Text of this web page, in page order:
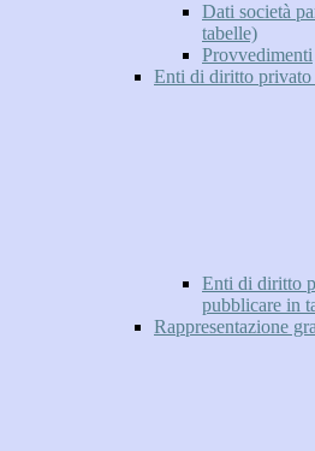
Dati società
tabelle)
Provvedimenti
Enti di diritto privato
Enti di diritto
pubblicare in
Rappresentazione